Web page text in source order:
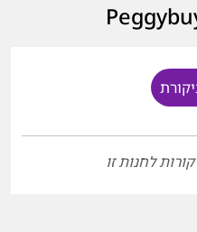
לחנות זו